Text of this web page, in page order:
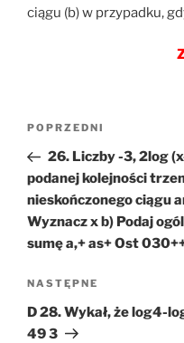
ciągu (b) w przypadku,
Nawigacja
Poprzedni
wpis
POPRZEDNI
26. Liczby -3, 2log
podanej kolejności
nieskończonego ciągu
Wyznacz x b) Podaj
sumę a,+ as+ Ost
Następny
wpis
NASTĘPNE
D 28. Wykał, że log4-
49 3